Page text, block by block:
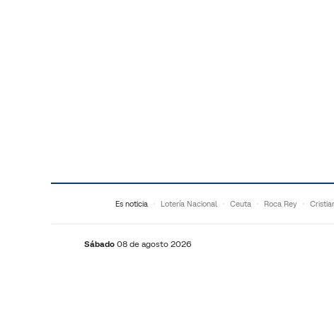
Es noticia Lotería Nacional Ceuta Roca Rey
Sábado 08 de agosto 2026